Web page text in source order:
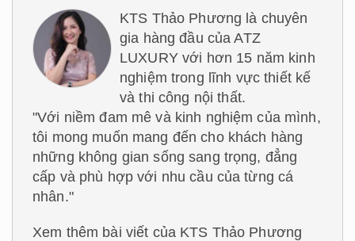
KTS Thảo Phương là chuyên
gia hàng đầu của ATZ
LUXURY với hơn 15 năm kinh
nghiệm trong lĩnh vực thiết kế
và thi công nội thất.
"Với niềm đam mê và kinh nghiệm của mình,
tôi mong muốn mang đến cho khách hàng
những không gian sống sang trọng, đẳng
cấp và phù hợp với nhu cầu của từng cá
nhân."
Xem thêm bài viết của KTS Thảo Phương